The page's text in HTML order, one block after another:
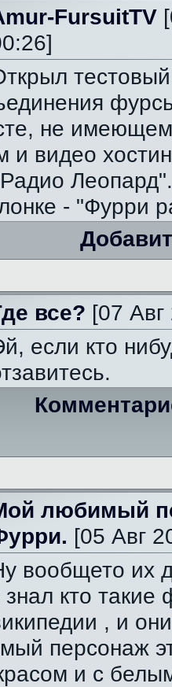
FursuitTV
не
и видео
- "Фурри
все? [07
если кто
любимый
[05 Авг
вообщето их
кто такие
, и
персонаж
и с